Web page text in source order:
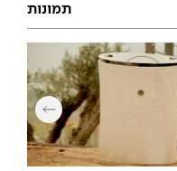
תמונות